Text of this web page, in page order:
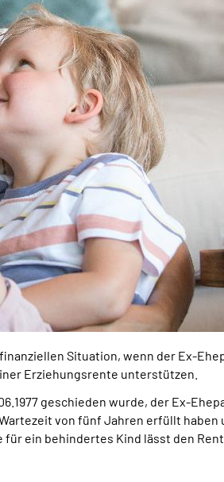
Situation, wenn der Ex-
Erziehungsrente unterstützen.
geschieden wurde, der Ex-
von fünf Jahren erfüllt haben
ein behindertes Kind lässt den